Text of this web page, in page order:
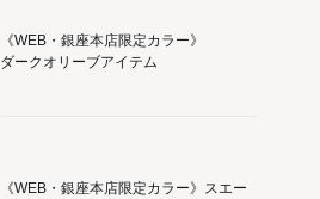
《WEB・銀座本店限定カラー》
ダークオリーブアイテム
《WEB・銀座本店限定カラー》スエー